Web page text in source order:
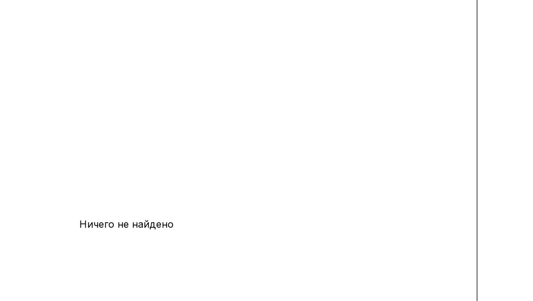
Ничего не найдено